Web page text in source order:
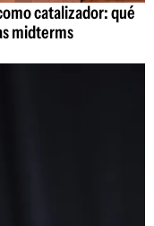
catalizador: qué
midterms